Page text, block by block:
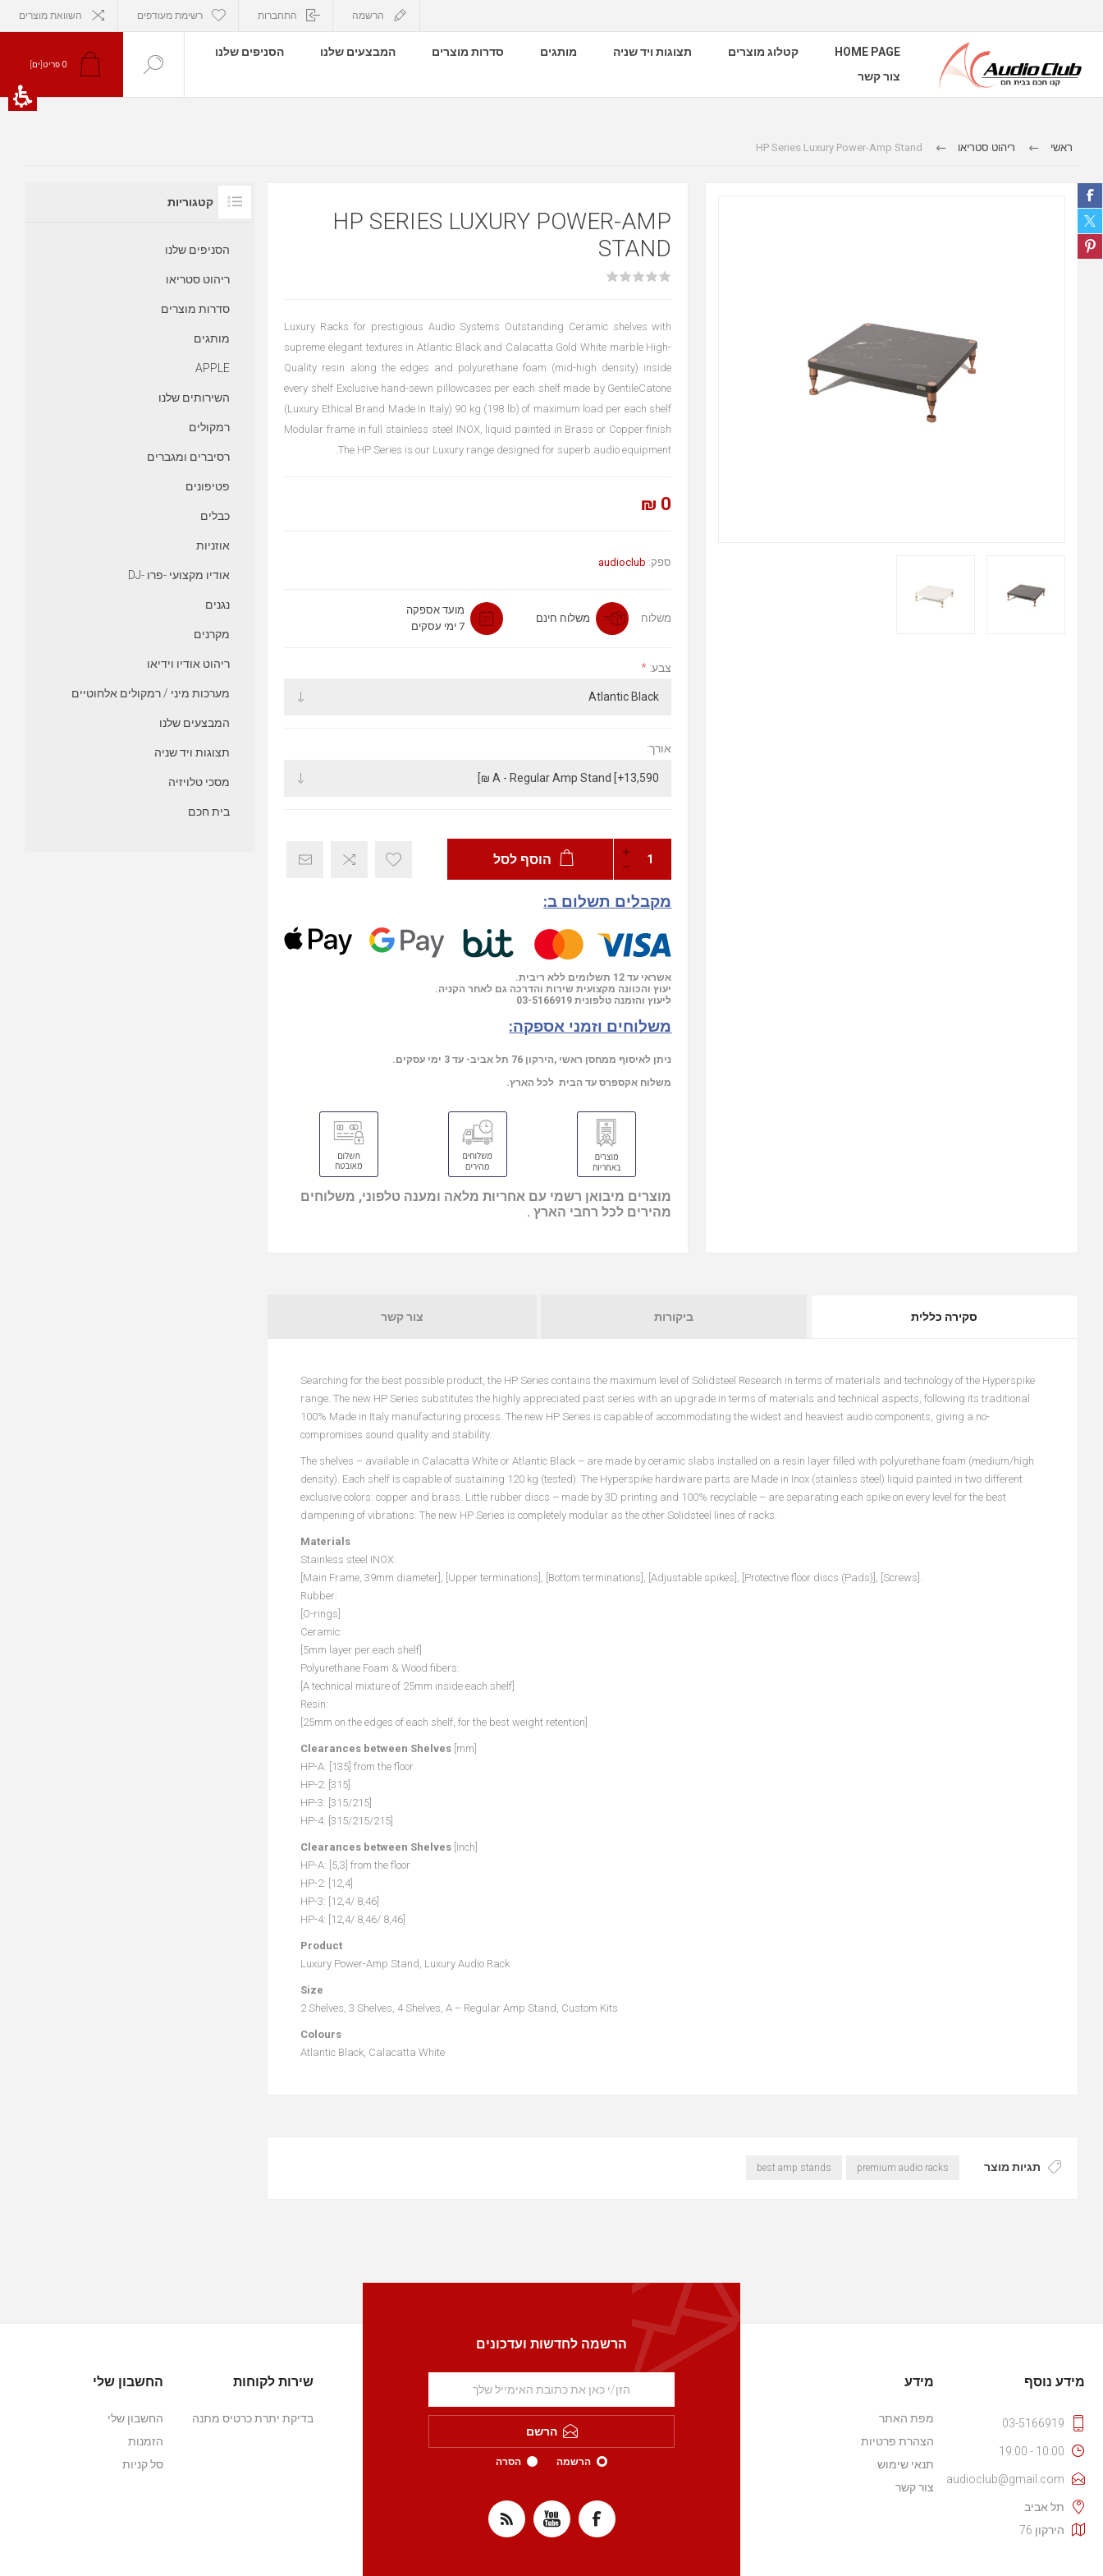
הרשמה התחברות רשימת מעודפים השוואת מוצרים
HOME PAGE קטלוג מוצרים תצוגות ויד שניה מותגים סדרות מוצרים המבצעים שלנו
הסניפים שלנו
צור קשר
0 פריט[ים]
ראשי ריהוט סטריאו HP Series Luxury Power-Amp Stand
HP SERIES LUXURY POWER-AMP
STAND
Luxury Racks for prestigious Audio Systems Outstanding Ceramic shelves with
supreme elegant textures in Atlantic Black and Calacatta Gold White marble High-
Quality resin along the edges and polyurethane foam (mid-high density) inside
every shelf Exclusive hand-sewn pillowcases per each shelf made by GentileCatone
(Luxury Ethical Brand Made In Italy) 90 kg (198 lb) of maximum load per each shelf
Modular frame in full stainless steel INOX, liquid painted in Brass or Copper finish
The HP Series is our Luxury range designed for superb audio equipment.
0 ₪
ספק: audioclub
משלוח משלוח חינם
מועד אספקה
7 ימי עסקים
צבע: *
אורך:
הוסף לסל
מקבלים תשלום ב:
אשראי עד 12 תשלומים ללא ריבית.
יעוץ והכוונה מקצועית שירות והדרכה גם לאחר הקניה.
ליעוץ והזמנה טלפונית 03-5166919
משלוחים וזמני אספקה:
ניתן לאיסוף ממחסן ראשי ,הירקון 76 תל אביב- עד 3 ימי עסקים.
משלוח אקספרס עד הבית לכל הארץ.
מוצרים מיבואן רשמי עם אחריות מלאה ומענה טלפוני, משלוחים
מהירים לכל רחבי הארץ .
סקירה כללית ביקורות צור קשר
Searching for the best possible product, the HP Series contains the maximum level of Solidsteel Research in terms of materials and technology of the Hyperspike
range. The new HP Series substitutes the highly appreciated past series with an upgrade in terms of materials and technical aspects, following its traditional
100% Made in Italy manufacturing process. The new HP Series is capable of accommodating the widest and heaviest audio components, giving a no-
compromises sound quality and stability.
The shelves – available in Calacatta White or Atlantic Black – are made by ceramic slabs installed on a resin layer filled with polyurethane foam (medium/high
density). Each shelf is capable of sustaining 120 kg (tested). The Hyperspike hardware parts are Made in Inox (stainless steel) liquid painted in two different
exclusive colors: copper and brass. Little rubber discs – made by 3D printing and 100% recyclable – are separating each spike on every level for the best
dampening of vibrations. The new HP Series is completely modular as the other Solidsteel lines of racks.
Materials
Stainless steel INOX:
[Main Frame, 39mm diameter], [Upper terminations], [Bottom terminations], [Adjustable spikes], [Protective floor discs (Pads)], [Screws].
Rubber:
[O-rings]
Ceramic:
[5mm layer per each shelf]
Polyurethane Foam & Wood fibers:
[A technical mixture of 25mm inside each shelf]
Resin:
[25mm on the edges of each shelf, for the best weight retention]
Clearances between Shelves [mm]
HP-A: [135] from the floor
HP-2: [315]
HP-3: [315/215]
HP-4: [315/215/215]
Clearances between Shelves [inch]
HP-A: [5,3] from the floor
HP-2: [12,4]
HP-3: [12,4/ 8,46]
HP-4: [12,4/ 8,46/ 8,46]
Product
Luxury Power-Amp Stand, Luxury Audio Rack
Size
2 Shelves, 3 Shelves, 4 Shelves, A – Regular Amp Stand, Custom Kits
Colours
Atlantic Black, Calacatta White
תגיות מוצר premium audio racks
best amp stands
קטגוריות
הסניפים שלנו
ריהוט סטריאו
סדרות מוצרים
מותגים
APPLE
השירותים שלנו
רמקולים
רסיברים ומגברים
פטיפונים
כבלים
אוזניות
אודיו מקצועי -פרו -DJ
נגנים
מקרנים
ריהוט אודיו וידיאו
מערכות מיני / רמקולים אלחוטיים
המבצעים שלנו
תצוגות ויד שניה
מסכי טלויזיה
בית חכם
הרשמה לחדשות ועדכונים
הרשם
הרשמה הסרה
מידע נוסף
03-5166919
10:00 - 19:00
audioclub@gmail.com
תל אביב
הירקון 76
מידע
מפת האתר
הצהרת פרטיות
תנאי שימוש
צור קשר
שירות לקוחות
בדיקת יתרת כרטיס מתנה
החשבון שלי
החשבון שלי
הזמנות
סל קניות